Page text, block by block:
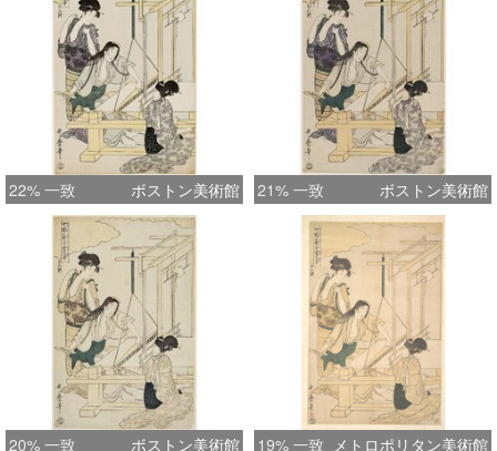
22% 一致 ボストン美術館 21% 一致 ボストン美術館
20% 一致 ボストン美術館 19% 一致 メトロポリタン美術館